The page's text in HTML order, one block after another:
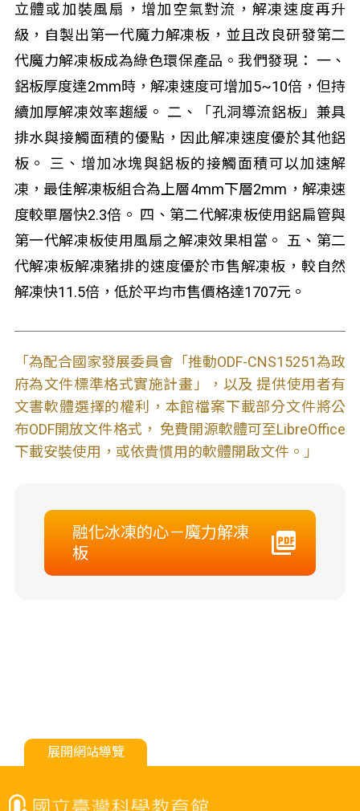
立體或加裝風扇，增加空氣對流，解凍速度再升
級，自製出第一代魔力解凍板，並且改良研發第二
代魔力解凍板成為綠色環保產品。我們發現： 一、
鋁板厚度達2mm時，解凍速度可增加5~10倍，但持
續加厚解凍效率趨緩。 二、「孔洞導流鋁板」兼具
排水與接觸面積的優點，因此解凍速度優於其他鋁
板。 三、增加冰塊與鋁板的接觸面積可以加速解
凍，最佳解凍板組合為上層4mm下層2mm，解凍速
度較單層快2.3倍。 四、第二代解凍板使用鋁扁管與
第一代解凍板使用風扇之解凍效果相當。 五、第二
代解凍板解凍豬排的速度優於市售解凍板，較自然
解凍快11.5倍，低於平均市售價格達1707元。
「為配合國家發展委員會「推動ODF-CNS15251為政
府為文件標準格式實施計畫」，以及 提供使用者有
文書軟體選擇的權利，本館檔案下載部分文件將公
布ODF開放文件格式， 免費開源軟體可至LibreOffice
下載安裝使用，或依貴慣用的軟體開啟文件。」
融化冰凍的心－魔力解凍
板
展開網站導覽